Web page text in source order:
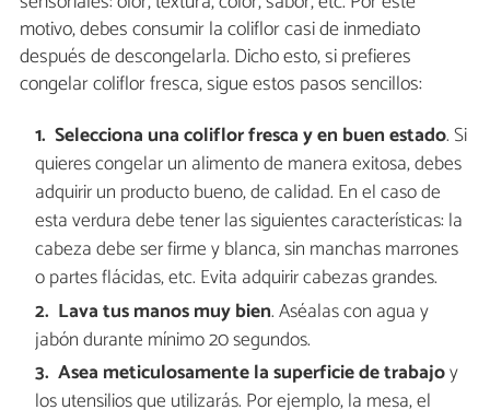
motivo, debes consumir la coliflor casi de inmediato
después de descongelarla. Dicho esto, si prefieres
congelar coliflor fresca, sigue estos pasos sencillos:
Selecciona una coliflor fresca y en buen estado. Si
quieres congelar un alimento de manera exitosa, debes
adquirir un producto bueno, de calidad. En el caso de
esta verdura debe tener las siguientes características: la
cabeza debe ser firme y blanca, sin manchas marrones
o partes flácidas, etc. Evita adquirir cabezas grandes.
Lava tus manos muy bien.Aséalas con agua y
jabón durante mínimo 20 segundos.
Asea meticulosamente la superficie de trabajoy
los utensilios que utilizarás. Por ejemplo, la mesa, el